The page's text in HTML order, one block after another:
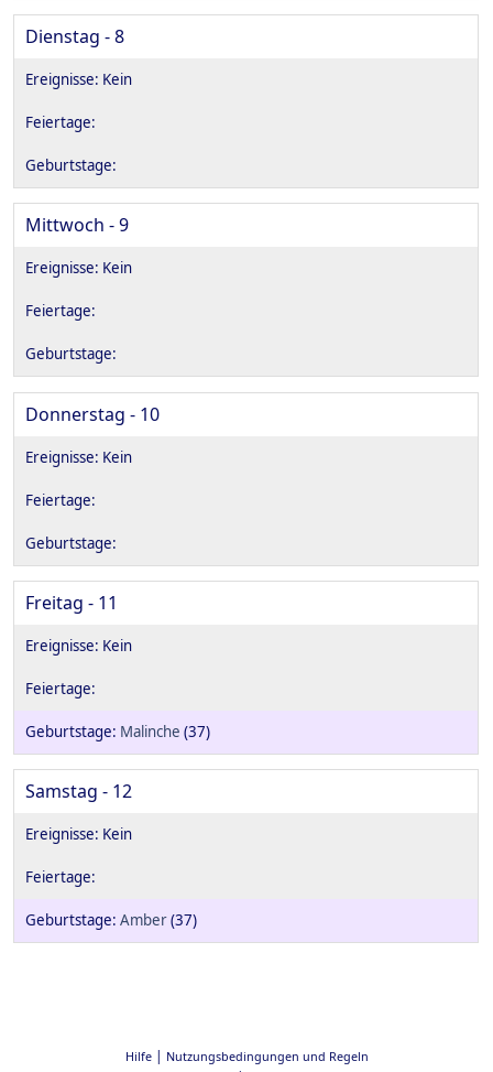
Dienstag - 8
Mittwoch - 9
Donnerstag - 10
Freitag - 11
Malinche (37)
Samstag - 12
Amber(37)
Hilfe| Nutzungsbedingungen und Regeln